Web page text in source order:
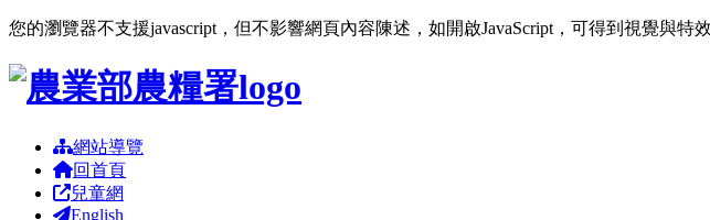
您的瀏覽器不支援javascript，但不影響網頁內容陳述，如開啟JavaScript，可得到視覺與特
跳到主要內容區塊
網站導覽
回首頁
兒童網
English